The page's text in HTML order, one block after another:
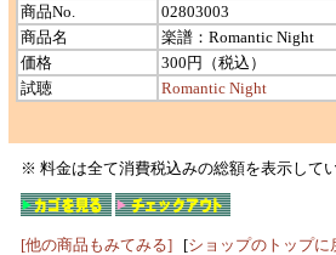
商品No.
02803003
商品名
楽譜：Romantic Night
価格
300円（税込）
試聴
Romantic Night
※ 料金は全て消費税込みの総額を表示して
[他の商品もみてみる] [ショップのトップに